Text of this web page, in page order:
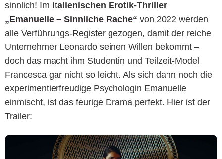
sinnlich! Im italienischen Erotik-Thriller
„Emanuelle – Sinnliche Rache“ von 2022 werden
alle Verführungs-Register gezogen, damit der reiche
Unternehmer Leonardo seinen Willen bekommt –
doch das macht ihm Studentin und Teilzeit-Model
Francesca gar nicht so leicht. Als sich dann noch die
experimentierfreudige Psychologin Emanuelle
einmischt, ist das feurige Drama perfekt. Hier ist der
Trailer: